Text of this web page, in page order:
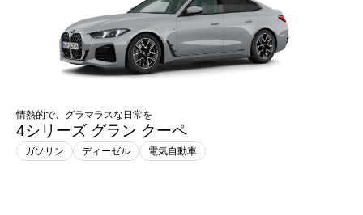
情熱的で、グラマラスな日常を
4シリーズ グラン クーペ
ガソリン ディーゼル 電気自動車